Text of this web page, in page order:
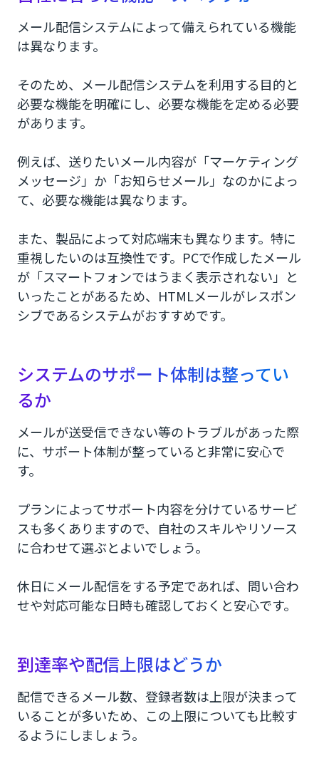
メール配信システムによって備えられている機能
は異なります。
そのため、メール配信システムを利用する目的と
必要な機能を明確にし、必要な機能を定める必要
があります。
例えば、送りたいメール内容が「マーケティング
メッセージ」か「お知らせメール」なのかによっ
て、必要な機能は異なります。
また、製品によって対応端末も異なります。特に
重視したいのは互換性です。PCで作成したメール
が「スマートフォンではうまく表示されない」と
いったことがあるため、HTMLメールがレスポン
シブであるシステムがおすすめです。
システムのサポート体制は整ってい
るか
メールが送受信できない等のトラブルがあった際
に、サポート体制が整っていると非常に安心で
す。
プランによってサポート内容を分けているサービ
スも多くありますので、自社のスキルやリソース
に合わせて選ぶとよいでしょう。
休日にメール配信をする予定であれば、問い合わ
せや対応可能な日時も確認しておくと安心です。
到達率や配信上限はどうか
配信できるメール数、登録者数は上限が決まって
いることが多いため、この上限についても比較す
るようにしましょう。